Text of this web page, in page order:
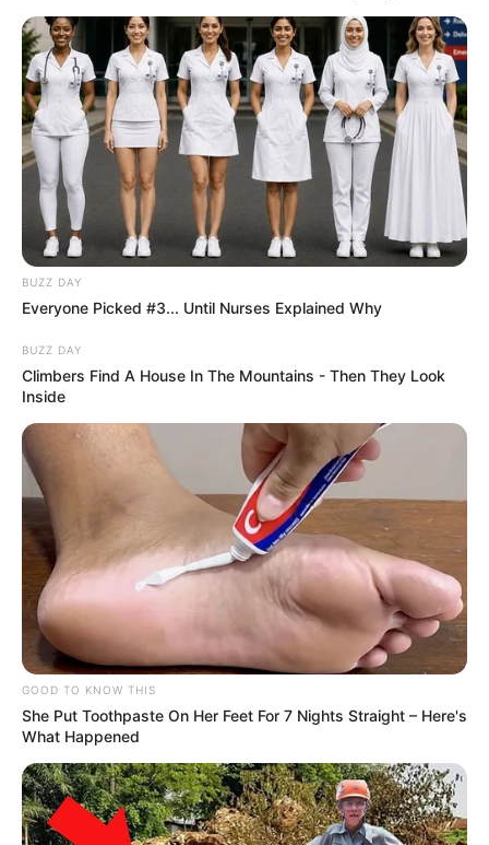
BUZZ DAY
Everyone Picked #3... Until Nurses Explained Why
BUZZ DAY
Climbers Find A House In The Mountains - Then They Look
Inside
GOOD TO KNOW THIS
She Put Toothpaste On Her Feet For 7 Nights Straight – Here's
What Happened